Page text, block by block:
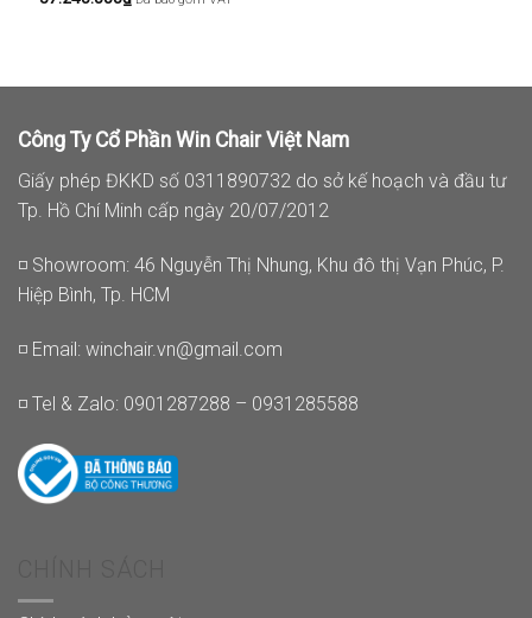
Công Ty Cổ Phần Win Chair Việt Nam
Giấy phép ĐKKD số 0311890732 do sở kế hoạch và đầu tư
Tp. Hồ Chí Minh cấp ngày 20/07/2012
◽ Showroom: 46 Nguyễn Thị Nhung, Khu đô thị Vạn Phúc, P.
Hiệp Bình, Tp. HCM
◽ Email: winchair.vn@gmail.com
◽ Tel & Zalo: 0901287288 – 0931285588